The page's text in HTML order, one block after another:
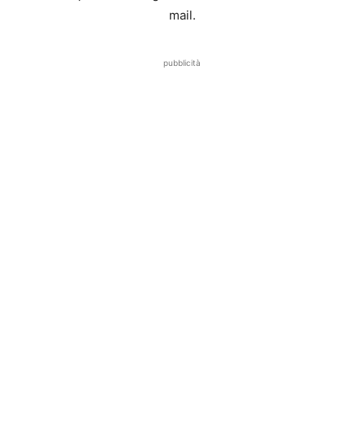
mail.
pubblicità